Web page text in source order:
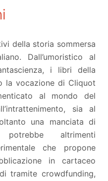
della storia sommersa
Dall’umoristico al
i libri della
la vocazione di Cliquot
al mondo del
sia al
una manciata di
altrimenti
che propone
in cartaceo
tramite crowdfunding,